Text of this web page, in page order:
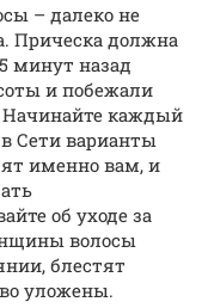
– далеко не
Прическа должна
минут назад
и побежали
каждый
Сети варианты
именно вам, и
об уходе за
волосы
блестят
уложены.